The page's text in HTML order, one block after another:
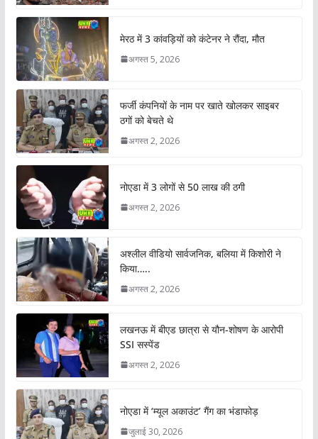
मेरठ में 3 कांवड़ियों को कंटेनर ने रौंदा, मौत
अगस्त 5, 2026
फर्जी कंपनियों के नाम पर खाते खोलकर साइबर
ठगों को बेचते थे
अगस्त 2, 2026
नोएडा में 3 लोगों से 50 लाख की ठगी
अगस्त 2, 2026
अश्लील वीडियो सार्वजनिक, बलिया में किशोरी ने
किया…..
अगस्त 2, 2026
लखनऊ में बीएड छात्रा से यौन-शोषण के आरोपी
SSI सस्पेंड
अगस्त 2, 2026
नोएडा में ‘म्यूल अकाउंट’ गैंग का भंडाफोड़
जुलाई 30, 2026